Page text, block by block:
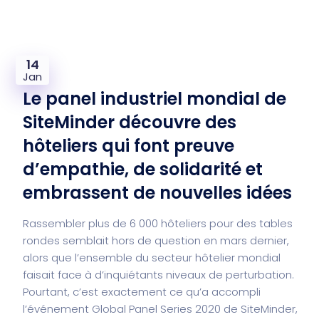
14
Jan
Le panel industriel mondial de
SiteMinder découvre des
hôteliers qui font preuve
d’empathie, de solidarité et
embrassent de nouvelles idées
Rassembler plus de 6 000 hôteliers pour des tables
rondes semblait hors de question en mars dernier,
alors que l’ensemble du secteur hôtelier mondial
faisait face à d’inquiétants niveaux de perturbation.
Pourtant, c’est exactement ce qu’a accompli
l’événement Global Panel Series 2020 de SiteMinder,